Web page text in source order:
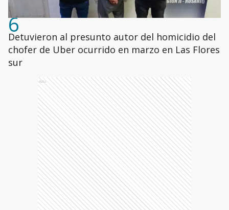
6
Detuvieron al presunto autor del homicidio del
chofer de Uber ocurrido en marzo en Las Flores
sur
Ads